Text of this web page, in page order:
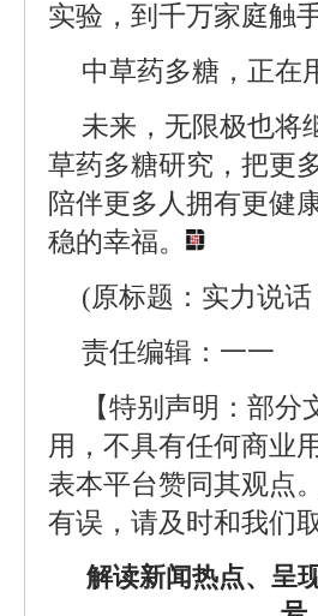
实验，到千万家庭触
中草药多糖，正在
未来，无限极也将
草药多糖研究，把更
陪伴更多人拥有更健
稳的幸福。
(原标题：实力说
责任编辑：一一
【特别声明：部
用，不具有任何商业
表本平台赞同其观点
有误，请及时和我们
解读新闻热点、呈